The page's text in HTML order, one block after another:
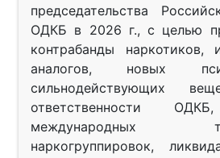
председательства
ОДКБ в 2026 г., с целью
контрабанды наркотиков,
аналогов, новых
сильнодействующих
ответственности
международных
наркогруппировок,